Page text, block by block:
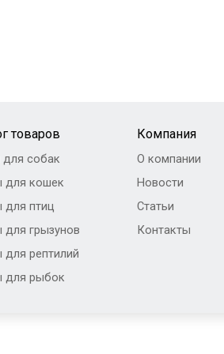
товаров
для собак
для кошек
для птиц
для грызунов
для рептилий
для рыбок
Компания
О компании
Новости
Статьи
Контакты